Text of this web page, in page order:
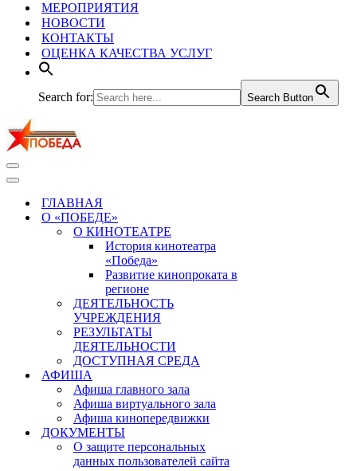
МЕРОПРИЯТИЯ
НОВОСТИ
КОНТАКТЫ
ОЦЕНКА КАЧЕСТВА УСЛУГ
Search for: Search Button
Меню
навигации
Меню
навигацииГЛАВНАЯ
О «ПОБЕДЕ»
О КИНОТЕАТРЕ
История кинотеатра
«Победа»
Развитие кинопроката в
регионе
ДЕЯТЕЛЬНОСТЬ
УЧРЕЖДЕНИЯ
РЕЗУЛЬТАТЫ
ДЕЯТЕЛЬНОСТИ
ДОСТУПНАЯ СРЕДА
АФИША
Афиша главного зала
Афиша виртуального зала
Афиша кинопередвижки
ДОКУМЕНТЫ
О защите персональных
данных пользователей сайта